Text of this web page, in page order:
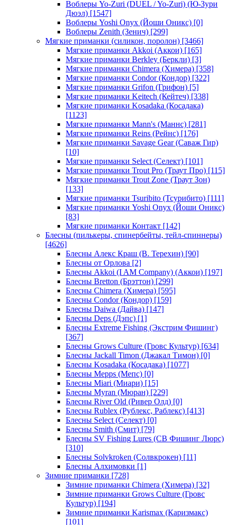
Воблеры Yo-Zuri (DUEL / Yo-Zuri) (Ю-Зури
Дюэл) [1547]
Воблеры Yoshi Onyx (Йоши Оникс) [0]
Воблеры Zenith (Зенич) [299]
Мягкие приманки (силикон, поролон) [3466]
Мягкие приманки Akkoi (Аккои) [165]
Мягкие приманки Berkley (Беркли) [3]
Мягкие приманки Chimera (Химера) [358]
Мягкие приманки Condor (Кондор) [322]
Мягкие приманки Grifon (Грифон) [5]
Мягкие приманки Keitech (Кейтеч) [338]
Мягкие приманки Kosadaka (Косадака)
[1123]
Мягкие приманки Mann's (Маннс) [281]
Мягкие приманки Reins (Рейнс) [176]
Мягкие приманки Savage Gear (Саваж Гир)
[10]
Мягкие приманки Select (Селект) [101]
Мягкие приманки Trout Pro (Траут Про) [115]
Мягкие приманки Trout Zone (Траут Зон)
[133]
Мягкие приманки Tsuribito (Тсурибито) [111]
Мягкие приманки Yoshi Onyx (Йоши Оникс)
[83]
Мягкие приманки Контакт [142]
Блесны (пилькеры, спинербейты, тейл-спиннеры)
[4626]
Блесны Алекс Краш (В. Терехин) [90]
Блесны от Орлова [2]
Блесны Akkoi (I AM Company) (Аккои) [197]
Блесны Bretton (Брэттон) [299]
Блесны Chimera (Химера) [595]
Блесны Condor (Кондор) [159]
Блесны Daiwa (Дайва) [147]
Блесны Deps (Дэпс) [1]
Блесны Extreme Fishing (Экстрим Фишинг)
[367]
Блесны Grows Culture (Гровс Культур) [634]
Блесны Jackall Timon (Джакал Тимон) [0]
Блесны Kosadaka (Косадака) [1077]
Блесны Mepps (Мепс) [0]
Блесны Miari (Миари) [15]
Блесны Myran (Мюран) [229]
Блесны River Old (Ривер Олд) [0]
Блесны Rublex (Рублекс, Раблекс) [413]
Блесны Select (Селект) [0]
Блесны Smith (Смит) [79]
Блесны SV Fishing Lures (СВ Фишинг Люрс)
[310]
Блесны Solvkroken (Солвкрокен) [11]
Блесны Алхимовки [1]
Зимние приманки [728]
Зимние приманки Chimera (Химера) [32]
Зимние приманки Grows Culture (Гровс
Культур) [194]
Зимние приманки Karismax (Каризмакс)
[101]